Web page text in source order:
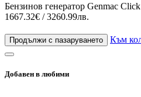
Бензинов генератор Genmac
1667.32€ / 3260.99лв.
Продължи с пазаруването Към
Добавен в любими